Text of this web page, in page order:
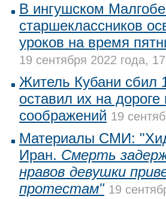
В ингушском
старшеклассников
уроков на время
19 сентября 2022 года,
Житель Кубани сбил
оставил их на дороге
соображений 19
Материалы СМИ:
Иран. Смерть
нравов девушки
протестам" 19